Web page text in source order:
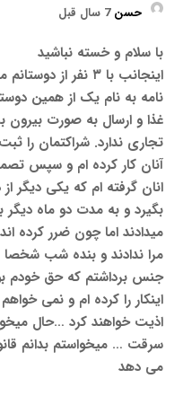
حسن7 سال قبل
با سلام و خسته نباشید
اینجانب با ۳ نفر از
نامه به نام یک از همین
غذا و ارسال به صورت بیرون
تجاری ندارد. شراکتمان را
آنان کار کرده ام و سپس
انان گرفته ام که یکی دیگر
بگیرد و به مدت دو ماه دیگر
میدادند اما چون ضرر کرده
مرا ندادند و بنده شب شخصا
جنس برداشتم که حق خودم
اینکار را کرده ام و نمی
اذیت خواهند کرد …حال
سرقت … میخواستم بدانم
می دهد